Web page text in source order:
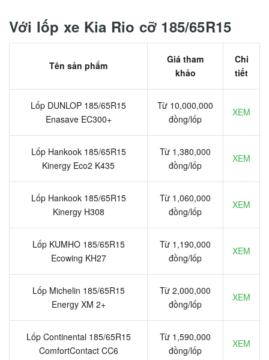
Với lốp xe Kia Rio cỡ 185/65R15
Tên sản phẩm
Giá tham
khảo
Chi
tiết
Lốp DUNLOP 185/65R15
Enasave EC300+
Từ 10,000,000
đồng/lốp
XEM
Lốp Hankook 185/65R15
Kinergy Eco2 K435
Từ 1,380,000
đồng/lốp
XEM
Lốp Hankook 185/65R15
Kinergy H308
Từ 1,060,000
đồng/lốp
XEM
Lốp KUMHO 185/65R15
Ecowing KH27
Từ 1,190,000
đồng/lốp
XEM
Lốp Michelin 185/65R15
Energy XM 2+
Từ 2,000,000
đồng/lốp
XEM
Lốp Continental 185/65R15
ComfortContact CC6
Từ 1,590,000
đồng/lốp
XEM